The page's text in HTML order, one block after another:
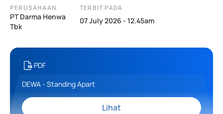
PERUSAHAAN
PT Darma Henwa
Tbk
TERBIT PADA
07 July 2026 - 12.45am
PDF
DEWA - Standing Apart
Lihat